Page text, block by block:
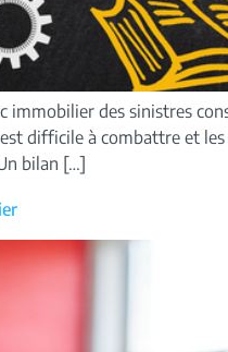
des sinistres
difficile à combattre et
bilan […]